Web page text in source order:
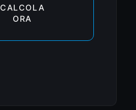
CALCOLA
ORA